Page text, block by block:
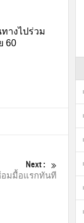
างไปร่วม
60
Next :
มมื้อแรกทันที